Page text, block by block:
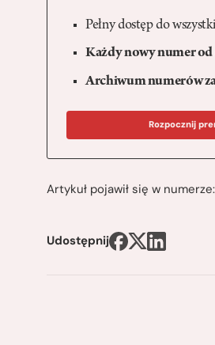
Pełny dostęp do
Każdy nowy numer
Archiwum numerów
Rozpocznij
Artykuł pojawił się w
Udostępnij